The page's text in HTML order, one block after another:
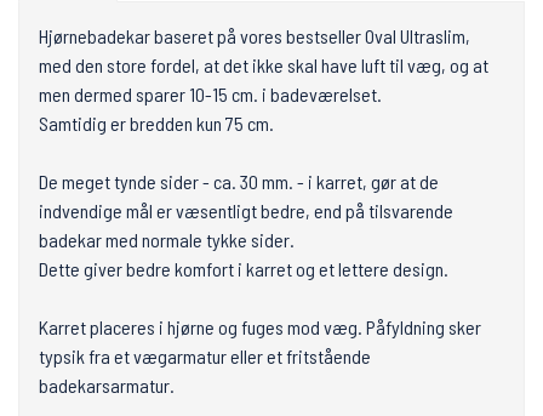
Hjørnebadekar baseret på vores bestseller Oval Ultraslim,
med den store fordel, at det ikke skal have luft til væg, og at
men dermed sparer 10-15 cm. i badeværelset.
Samtidig er bredden kun 75 cm.
De meget tynde sider - ca. 30 mm. - i karret, gør at de
indvendige mål er væsentligt bedre, end på tilsvarende
badekar med normale tykke sider.
Dette giver bedre komfort i karret og et lettere design.
Karret placeres i hjørne og fuges mod væg. Påfyldning sker
typsik fra et vægarmatur eller et fritstående
badekarsarmatur.